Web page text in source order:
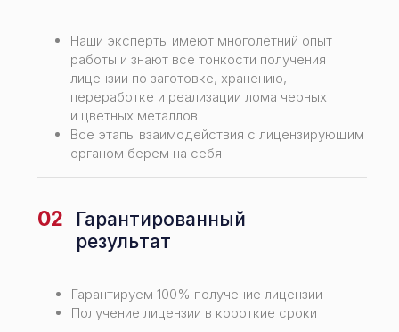
02
Гарантированный
результат
Гарантируем 100% получение лицензии
Получение лицензии в короткие сроки
Наши эксперты имеют многолетний опыт
работы и знают все тонкости получения
лицензии по заготовке, хранению,
переработке и реализации лома черных
и цветных металлов
Все этапы взаимодействия с лицензирующим
органом берем на себя